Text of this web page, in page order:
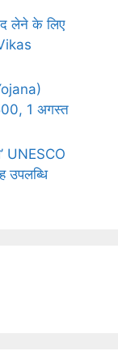
लेने के लिए
1 अगस्त
UNESCO
उपलब्धि